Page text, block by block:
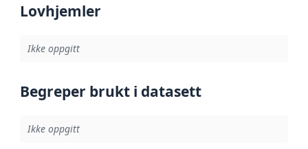
Lovhjemler
Ikke oppgitt
Begreper brukt i datasett
Ikke oppgitt